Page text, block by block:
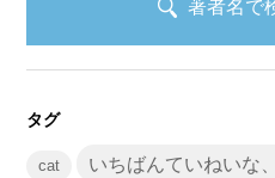
著者名で
タグ
cat いちばんていねいな